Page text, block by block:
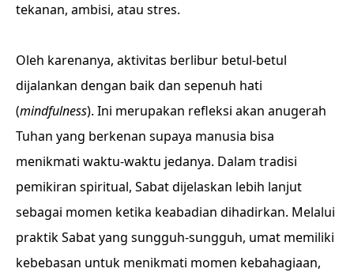
tekanan, ambisi, atau stres.
Oleh karenanya, aktivitas berlibur betul-betul
dijalankan dengan baik dan sepenuh hati
(mindfulness). Ini merupakan refleksi akan anugerah
Tuhan yang berkenan supaya manusia bisa
menikmati waktu-waktu jedanya. Dalam tradisi
pemikiran spiritual, Sabat dijelaskan lebih lanjut
sebagai momen ketika keabadian dihadirkan. Melalui
praktik Sabat yang sungguh-sungguh, umat memiliki
kebebasan untuk menikmati momen kebahagiaan,